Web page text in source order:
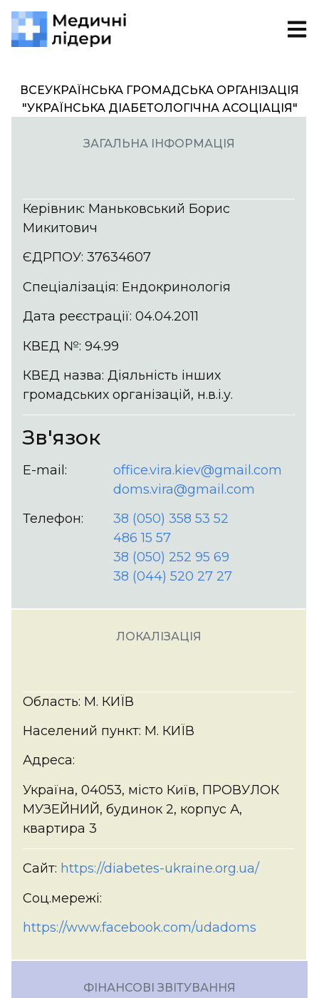
ВСЕУКРАЇНСЬКА ГРОМАДСЬКА ОРГАНІЗАЦІЯ
"УКРАЇНСЬКА ДІАБЕТОЛОГІЧНА АСОЦІАЦІЯ"
ЗАГАЛЬНА ІНФОРМАЦІЯ
Керівник: Маньковський Борис
Микитович
ЄДРПОУ: 37634607
Спеціалізація: Ендокринологія
Дата реєстрації: 04.04.2011
КВЕД №: 94.99
КВЕД назва: Діяльність інших
громадських організацій, н.в.і.у.
Зв'язок
E-mail:
office.vira.kiev@gmail.com
doms.vira@gmail.com
Телефон:
38 (050) 358 53 52
486 15 57
38 (050) 252 95 69
38 (044) 520 27 27
ЛОКАЛІЗАЦІЯ
Область: М. КИЇВ
Населений пункт: М. КИЇВ
Адреса:
Україна, 04053, місто Київ, ПРОВУЛОК
МУЗЕЙНИЙ, будинок 2, корпус А,
квартира 3
Сайт: https://diabetes-ukraine.org.ua/
Соц.мережі:
https://www.facebook.com/udadoms
ФІНАНСОВІ ЗВІТУВАННЯ